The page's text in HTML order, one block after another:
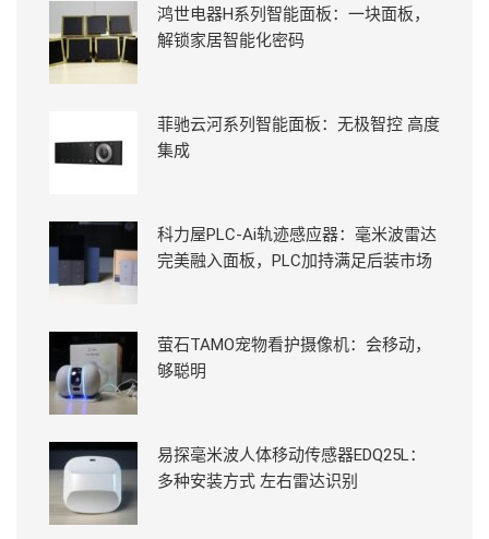
鸿世电器H系列智能面板：一块面板，
解锁家居智能化密码
菲驰云河系列智能面板：无极智控 高度
集成
科力屋PLC-Ai轨迹感应器：毫米波雷达
完美融入面板，PLC加持满足后装市场
萤石TAMO宠物看护摄像机：会移动，
够聪明
易探毫米波人体移动传感器EDQ25L：
多种安装方式 左右雷达识别